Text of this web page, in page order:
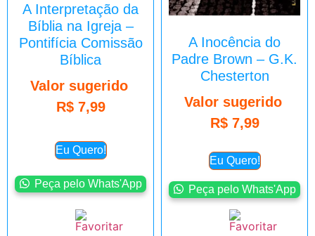
A Interpretação da
Bíblia na Igreja –
Pontifícia Comissão
Bíblica
Valor sugerido
R$7,99
Eu Quero!
Peça pelo Whats'App
A Inocência do
Padre Brown – G.K.
Chesterton
Valor sugerido
R$7,99
Eu Quero!
Peça pelo Whats'App